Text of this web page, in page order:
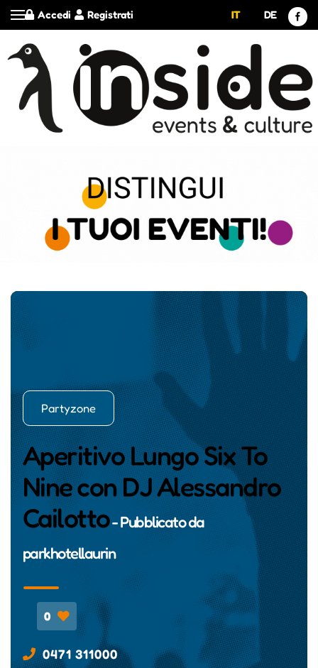
Registrati
Accedi IT DE
Partyzone
Aperitivo Lungo Six To
Nine con DJ Alessandro
Cailotto- Pubblicato da
parkhotellaurin
0
0471 311000